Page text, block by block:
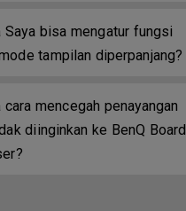
Saya bisa mengatur fungsi
tampilan diperpanjang?
cara mencegah penayangan
diinginkan ke BenQ Board